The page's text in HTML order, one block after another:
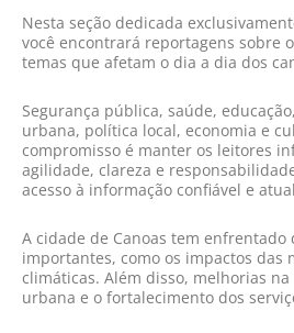
Nesta seção dedicada
você encontrará reportagens sobre
temas que afetam o dia a dia dos
Segurança pública, saúde,
urbana, política local, economia e
compromisso é manter os leitores
agilidade, clareza e
acesso à informação confiável e
A cidade de Canoas tem enfrentado
importantes, como os impactos das
climáticas. Além disso, melhorias
urbana e o fortalecimento dos